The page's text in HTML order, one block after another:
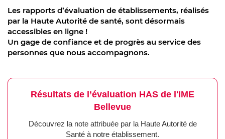
Les rapports d’évaluation de établissements, réalisés
par la Haute Autorité de santé, sont désormais
accessibles en ligne !
Un gage de confiance et de progrès au service des
personnes que nous accompagnons.
Résultats de l’évaluation HAS de l'IME
Bellevue
Découvrez la note attribuée par la Haute Autorité de
Santé à notre établissement.